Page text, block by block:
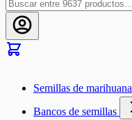
Semillas de marihuana
Bancos de semillas